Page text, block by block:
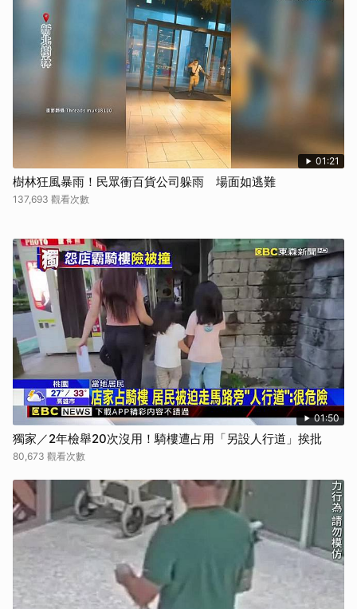
01:21
樹林狂風暴雨！民眾衝百貨公司躲雨 場面如逃難
137,693 觀看次數
01:50
獨家／2年檢舉20次沒用！騎樓遭占用「另設人行道」挨批
80,673 觀看次數